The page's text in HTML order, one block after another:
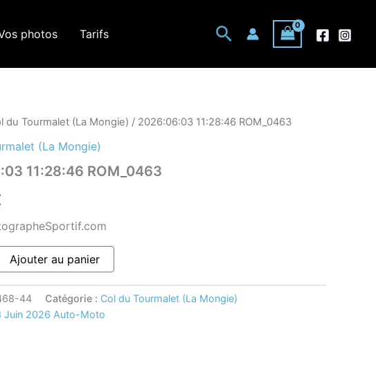
photos Tarifs Rechercher
du Tourmalet (La Mongie) / 2026:06:03 11:28:46 ROM_0463
(La Mongie)
11:28:46 ROM_0463
Ajouter au panier
44 Catégorie : Col du Tourmalet (La Mongie)
Juin 2026 Auto-Moto